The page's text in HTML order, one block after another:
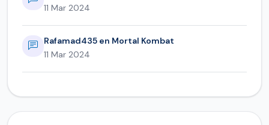
11 Mar 2024
Rafamad435 en Mortal Kombat
11 Mar 2024